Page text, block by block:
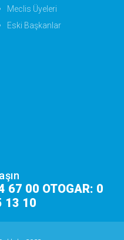
Meclis Üyeleri
Eski Başkanlar
67 00 OTOGAR: 0
13 10